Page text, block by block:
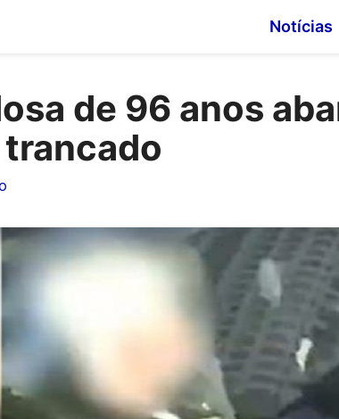
Notícias
de 96 anos